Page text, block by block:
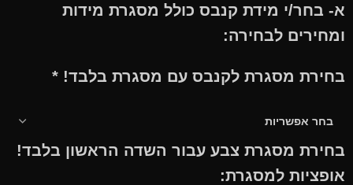
א- בחר/י מידת קנבס כולל מסגרת מידות
ומחירים לבחירה:
בחירת מסגרת לקנבס עם מסגרת בלבד! *
בחירת מסגרת צבע עבור השדה הראשון בלבד!
אופציות למסגרת: